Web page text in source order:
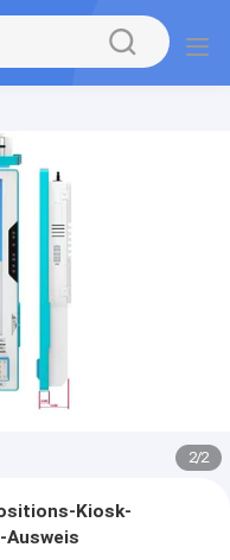
2/2
Kiosk-
Ausweis